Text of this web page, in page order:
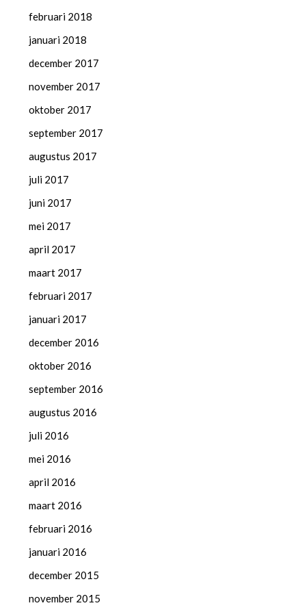
februari 2018
januari 2018
december 2017
november 2017
oktober 2017
september 2017
augustus 2017
juli 2017
juni 2017
mei 2017
april 2017
maart 2017
februari 2017
januari 2017
december 2016
oktober 2016
september 2016
augustus 2016
juli 2016
mei 2016
april 2016
maart 2016
februari 2016
januari 2016
december 2015
november 2015